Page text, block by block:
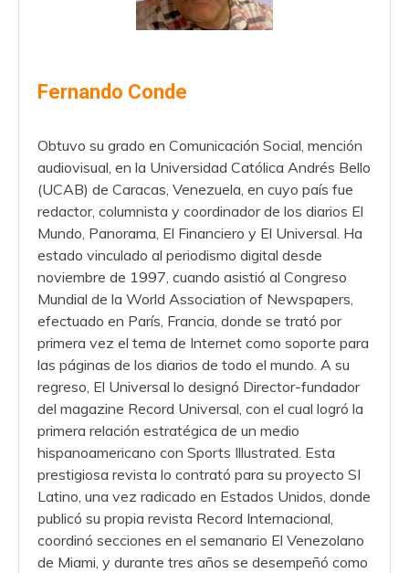
Fernando Conde
Obtuvo su grado en Comunicación Social, mención
audiovisual, en la Universidad Católica Andrés Bello
(UCAB) de Caracas, Venezuela, en cuyo país fue
redactor, columnista y coordinador de los diarios El
Mundo, Panorama, El Financiero y El Universal. Ha
estado vinculado al periodismo digital desde
noviembre de 1997, cuando asistió al Congreso
Mundial de la World Association of Newspapers,
efectuado en París, Francia, donde se trató por
primera vez el tema de Internet como soporte para
las páginas de los diarios de todo el mundo. A su
regreso, El Universal lo designó Director-fundador
del magazine Record Universal, con el cual logró la
primera relación estratégica de un medio
hispanoamericano con Sports Illustrated. Esta
prestigiosa revista lo contrató para su proyecto SI
Latino, una vez radicado en Estados Unidos, donde
publicó su propia revista Record Internacional,
coordinó secciones en el semanario El Venezolano
de Miami, y durante tres años se desempeñó como